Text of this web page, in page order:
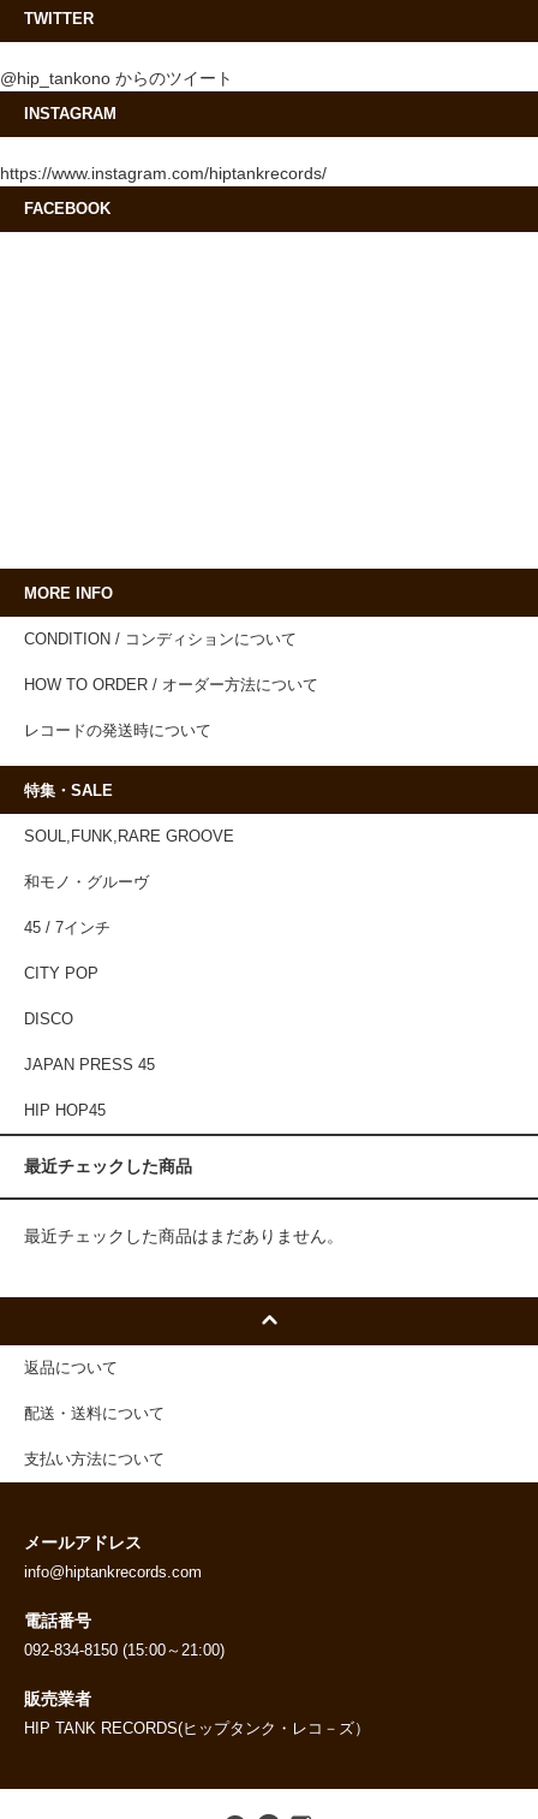
TWITTER
@hip_tankono からのツイート
INSTAGRAM
https://www.instagram.com/hiptankrecords/
FACEBOOK
MORE INFO
CONDITION / コンディションについて
HOW TO ORDER / オーダー方法について
レコードの発送時について
特集・SALE
SOUL,FUNK,RARE GROOVE
和モノ・グルーヴ
45 / 7インチ
CITY POP
DISCO
JAPAN PRESS 45
HIP HOP45
最近チェックした商品
最近チェックした商品はまだありません。
返品について
配送・送料について
支払い方法について
メールアドレス
info@hiptankrecords.com
電話番号
092-834-8150 (15:00～21:00)
販売業者
HIP TANK RECORDS(ヒップタンク・レコ－ズ）